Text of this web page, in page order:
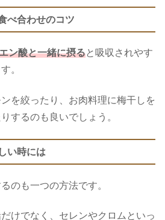
べ合わせのコツ
ン酸と一緒に摂ると吸収されやす
。
を絞ったり、お肉料理に梅干しを
するのも良いでしょう。
い時には
のも一つの方法です。
けでなく、セレンやクロムといっ